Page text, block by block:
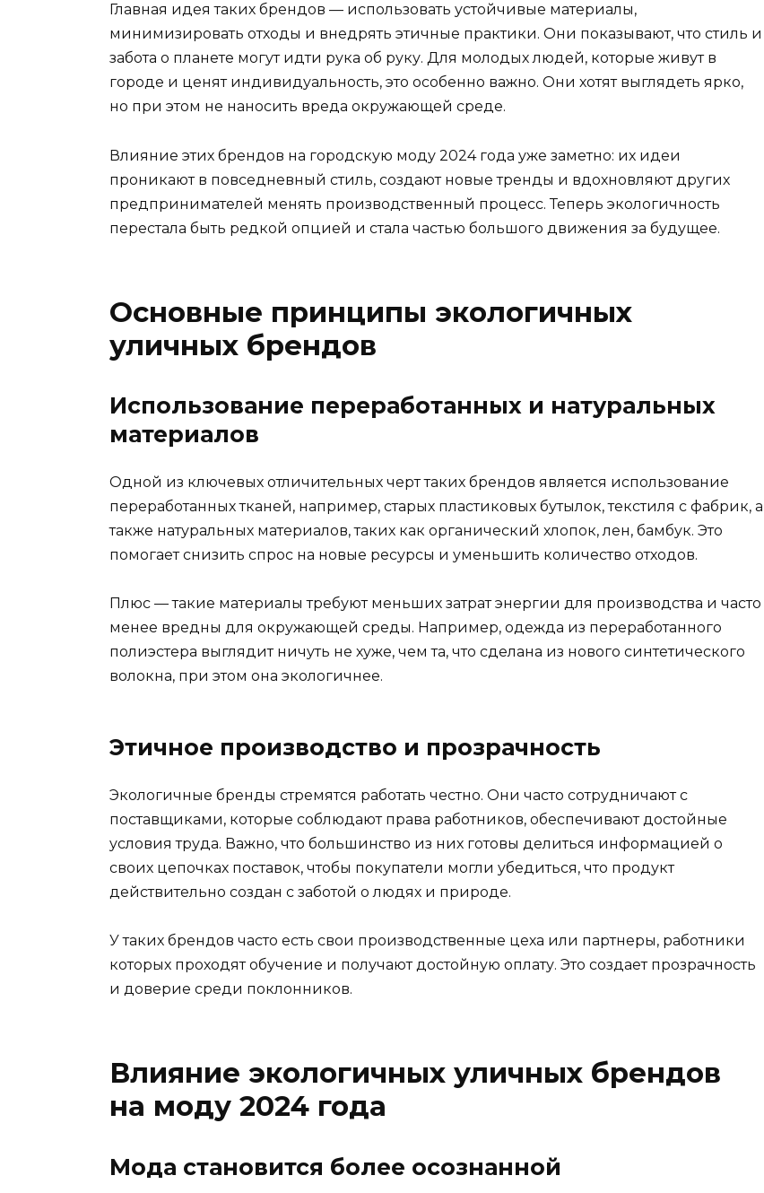
Главная идея таких брендов — использовать устойчивые материалы,
минимизировать отходы и внедрять этичные практики. Они показывают, что стиль и
забота о планете могут идти рука об руку. Для молодых людей, которые живут в
городе и ценят индивидуальность, это особенно важно. Они хотят выглядеть ярко,
но при этом не наносить вреда окружающей среде.
Влияние этих брендов на городскую моду 2024 года уже заметно: их идеи
проникают в повседневный стиль, создают новые тренды и вдохновляют других
предпринимателей менять производственный процесс. Теперь экологичность
перестала быть редкой опцией и стала частью большого движения за будущее.
Основные принципы экологичных
уличных брендов
Использование переработанных и натуральных
материалов
Одной из ключевых отличительных черт таких брендов является использование
переработанных тканей, например, старых пластиковых бутылок, текстиля с фабрик, а
также натуральных материалов, таких как органический хлопок, лен, бамбук. Это
помогает снизить спрос на новые ресурсы и уменьшить количество отходов.
Плюс — такие материалы требуют меньших затрат энергии для производства и часто
менее вредны для окружающей среды. Например, одежда из переработанного
полиэстера выглядит ничуть не хуже, чем та, что сделана из нового синтетического
волокна, при этом она экологичнее.
Этичное производство и прозрачность
Экологичные бренды стремятся работать честно. Они часто сотрудничают с
поставщиками, которые соблюдают права работников, обеспечивают достойные
условия труда. Важно, что большинство из них готовы делиться информацией о
своих цепочках поставок, чтобы покупатели могли убедиться, что продукт
действительно создан с заботой о людях и природе.
У таких брендов часто есть свои производственные цеха или партнеры, работники
которых проходят обучение и получают достойную оплату. Это создает прозрачность
и доверие среди поклонников.
Влияние экологичных уличных брендов
на моду 2024 года
Мода становится более осознанной